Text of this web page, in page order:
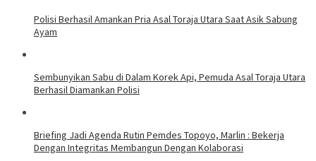
Polisi Berhasil Amankan Pria Asal Toraja Utara Saat Asik Sabung
Ayam
Sembunyikan Sabu di Dalam Korek Api, Pemuda Asal Toraja Utara
Berhasil Diamankan Polisi
Briefing Jadi Agenda Rutin Pemdes Topoyo, Marlin : Bekerja
Dengan Integritas Membangun Dengan Kolaborasi